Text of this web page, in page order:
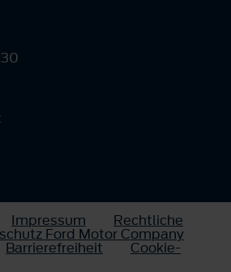
Impressum Rechtliche
Ford Motor Company
Barrierefreiheit Cookie-